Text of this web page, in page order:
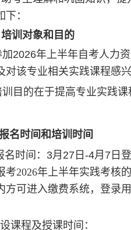
：
训对象和目的
2026年上半年自考人力
对该专业相关实践课程感
训目的在于提高专业实践
名时间和培训时间
名时间： 3月 27 日 -4月 7 日
考2026年上半年实践考
方可进入缴费系统，登录
课程及授课时间：